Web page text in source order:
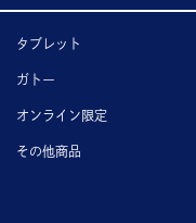
タブレット
ガトー
オンライン限定
その他商品